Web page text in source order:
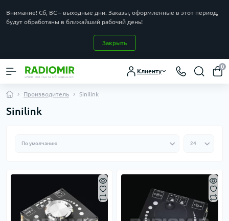
Внимание! Сб, ВС – выходные дни. Заказы, оформленные в этот период,
будут обработаны в ближайший рабочий день!
Закрыть
Клиенту
0
Производитель Sinilink
Sinilink